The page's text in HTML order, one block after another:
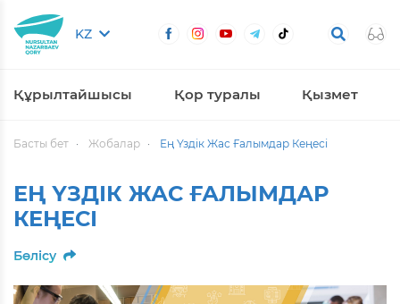
KZ
Құрылтайшысы Қор туралы Қызмет
Басты бет Жобалар Ең Үздік Жас Ғалымдар Кеңесі
ЕҢ ҮЗДІК ЖАС ҒАЛЫМДАР
КЕҢЕСІ
Бөлісу